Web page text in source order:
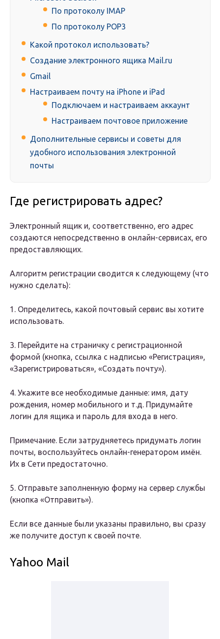
По протоколу IMAP
По протоколу POP3
Какой протокол использовать?
Создание электронного ящика Mail.ru
Gmail
Настраиваем почту на iPhone и iPad
Подключаем и настраиваем аккаунт
Настраиваем почтовое приложение
Дополнительные сервисы и советы для
удобного использования электронной
почты
Где регистрировать адрес?
Электронный ящик и, соответственно, его адрес
создаются непосредственно в онлайн-сервисах, его
предоставляющих.
Алгоритм регистрации сводится к следующему (что
нужно сделать):
1. Определитесь, какой почтовый сервис вы хотите
использовать.
3. Перейдите на страничку с регистрационной
формой (кнопка, ссылка с надписью «Регистрация»,
«Зарегистрироваться», «Создать почту»).
4. Укажите все необходимые данные: имя, дату
рождения, номер мобильного и т.д. Придумайте
логин для ящика и пароль для входа в него.
Примечание. Если затрудняетесь придумать логин
почты, воспользуйтесь онлайн-генератором имён.
Их в Сети предостаточно.
5. Отправьте заполненную форму на сервер службы
(кнопка «Отправить»).
Если все данные были указаны правильно, вы сразу
же получите доступ к своей почте.
Yahoo Mail